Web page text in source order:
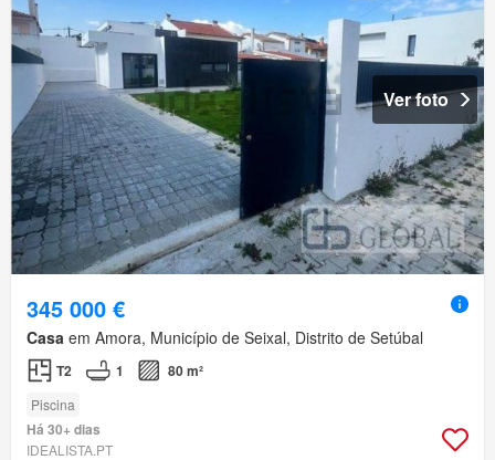
Ver foto
345 000 €
Casa em Amora, Município de Seixal, Distrito de Setúbal
T2 1 80 m²
Piscina
Há 30+ dias
IDEALISTA.PT